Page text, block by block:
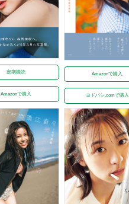
定期購読
Amazonで購入
Amazonで購入
ヨドバシ.comで購入